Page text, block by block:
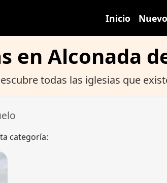
Inicio
en Alconada
todas las iglesias que
categoría: